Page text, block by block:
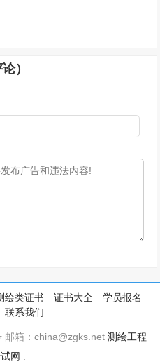
）
绘类证书 证书大全
学员报名
联系我们
邮箱：china@zgks.net测绘工程
网